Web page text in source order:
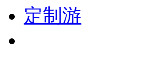
定制游